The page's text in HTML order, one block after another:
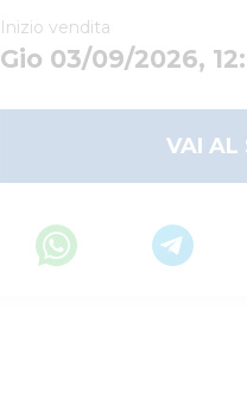
Inizio vendita
Gio 03/09/2026,
VAI AL